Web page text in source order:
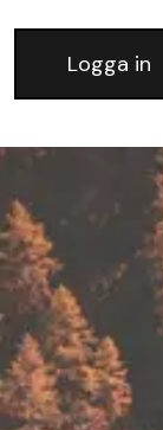
Logga in